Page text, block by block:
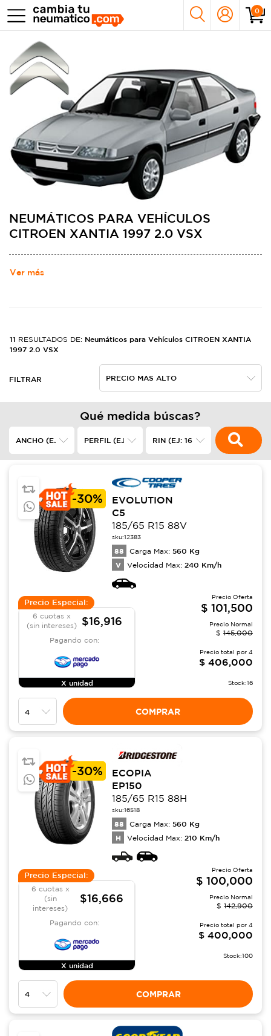
0
NEUMÁTICOS PARA VEHÍCULOS
CITROEN XANTIA 1997 2.0 VSX
Ver más
11 RESULTADOS DE: Neumáticos para Vehículos CITROEN XANTIA
1997 2.0 VSX
FILTRAR
Qué medida búscas?
-30%
EVOLUTION
C5
185/65 R15 88V
sku:12383
88 Carga Max: 560 Kg
V Velocidad Max: 240 Km/h
Precio Especial:
6 cuotas x
(sin intereses)
$16,916
Pagando con:
X unidad
Precio Oferta
$ 101,500
Precio Normal
$ 145,000
Precio total por 4
$ 406,000
Stock:16
COMPRAR
-30%
ECOPIA
EP150
185/65 R15 88H
sku:16518
88 Carga Max: 560 Kg
H Velocidad Max: 210 Km/h
Precio Especial:
6 cuotas x
(sin
intereses)
$16,666
Pagando con:
X unidad
Precio Oferta
$ 100,000
Precio Normal
$ 142,900
Precio total por 4
$ 400,000
Stock:100
COMPRAR